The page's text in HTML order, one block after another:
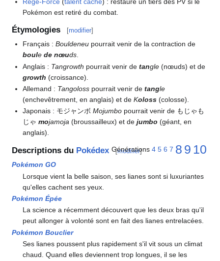
Pokémon est retiré du combat.
Étymologies [modifier]
Français :Bouldeneu pourrait venir de la contraction de
boulede nœuds.
Anglais : Tangrowth pourrait venir detangle (nœuds) et de
growth (croissance).
Allemand : Tangoloss pourrait venir detangle
(enchevêtrement, en anglais) et deKoloss (colosse).
Japonais : モジャンボMojumbo pourrait venir de もじゃも
じゃmojamoja (broussailleux) et dejumbo (géant, en
anglais).
Descriptions du Pokédex [modifier]
Générations 4 5 6 7 8 9 10
Pokémon GO
Lorsque vient la belle saison, ses lianes sont si luxuriantes
qu'elles cachent ses yeux.
Pokémon Épée
La science a récemment découvert que les deux bras qu'il
peut allonger à volonté sont en fait des lianes entrelacées.
Pokémon Bouclier
Ses lianes poussent plus rapidement s'il vit sous un climat
chaud. Quand elles deviennent trop longues, il se les